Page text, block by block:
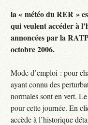
la « météo du RER »
qui veulent accéder à
annoncées par la
octobre 2006.
Mode d’emploi : pour
ayant connu des
normales sont en vert.
pour cette journée. En
accède à l’historique